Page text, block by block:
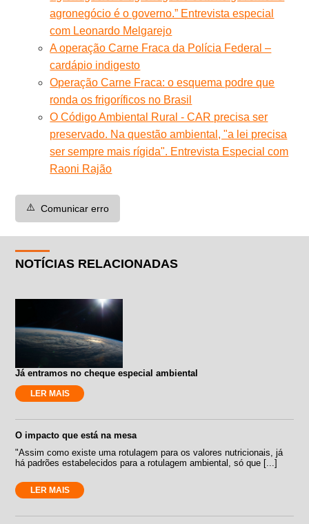
agronegócio é o governo.” Entrevista especial
com Leonardo Melgarejo
A operação Carne Fraca da Polícia Federal –
cardápio indigesto
Operação Carne Fraca: o esquema podre que
ronda os frigoríficos no Brasil
O Código Ambiental Rural - CAR precisa ser
preservado. Na questão ambiental, "a lei precisa
ser sempre mais rígida". Entrevista Especial com
Raoni Rajão
⚠️ Comunicar erro
NOTÍCIAS RELACIONADAS
Já entramos no cheque especial ambiental
LER MAIS
O impacto que está na mesa
"Assim como existe uma rotulagem para os valores nutricionais, já
há padrões estabelecidos para a rotulagem ambiental, só que [...]
LER MAIS